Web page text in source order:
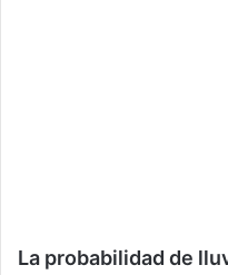
La probabilidad de